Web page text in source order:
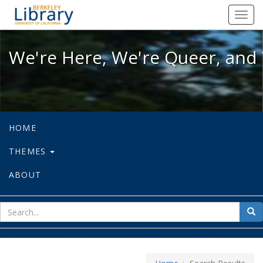
We're Here, We're Queer, and
We're Here, We're Queer,
HOME
THEMES
ABOUT
for